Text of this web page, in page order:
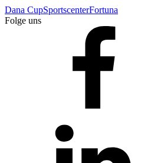
Dana CupSportscenterFortuna
Folge uns